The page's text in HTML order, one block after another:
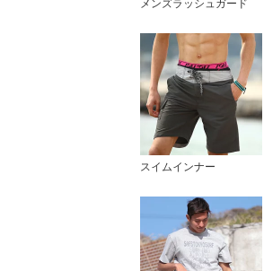
メンズラッシュガード
スイムインナー